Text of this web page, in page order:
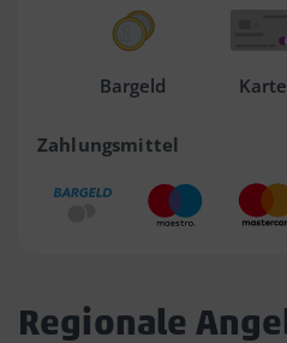
Bargeld Karte
Zahlungsmittel
Regionale